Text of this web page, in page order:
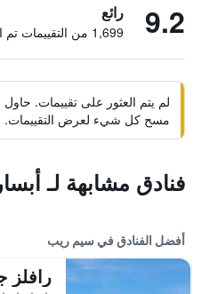
9.2 رائع
1,699 من التقييمات تم التحقق منها
لم يتم العثور على تقييمات.
مسح كل شيء لعرض التقييمات.
فنادق مشابهة لـ
أفضل الفنادق في سيم ريب